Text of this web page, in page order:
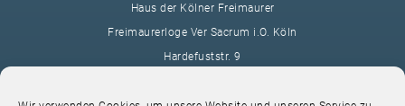
Haus der Kölner Freimaurer
Freimaurerloge Ver Sacrum i.O. Köln
Hardefuststr. 9